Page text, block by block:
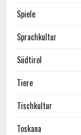
Spiele
Sprachkultur
Südtirol
Tiere
Tischkultur
Toskana